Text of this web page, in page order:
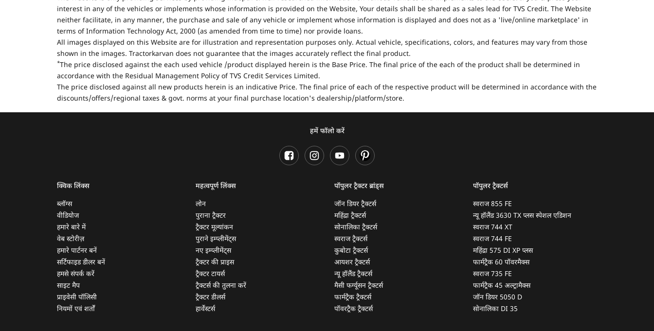
interest in any of the vehicles or implements whose information is provided on the Website, Your details shall be shared as a sales lead for TVS Credit. The Website
neither facilitate, in any manner, the purchase and sale of any vehicle or implement whose information is displayed and does not as a 'live/online marketplace' in
terms of Information Technology Act, 2000 (as amended from time to time) nor provide loans.
All images displayed on this Website are for illustration and representation purposes only. Actual vehicle, specifications, colors, and features may vary from those
shown in the images. Tractorkarvan does not guarantee that the images accurately reflect the final product.
*The price disclosed against the each used vehicle /product displayed herein is the Base Price. The final price of the each of the product shall be determined in
accordance with the Residual Management Policy of TVS Credit Services Limited.
The price disclosed against all new products herein is an indicative Price. The final price of each of the respective product will be determined in accordance with the
discounts/offers/regional taxes & govt. norms at your final purchase location's dealership/platform/store.
हमें फॉलो करें
क्विक लिंक्स
ब्लॉग्स
वीडियोज
हमारे बारे में
वेब स्टोरीज़
हमारे पार्टनर बनें
सर्टिफाइड डीलर बनें
हमसे संपर्क करें
साइट मैप
प्राइवेसी पॉलिसी
नियमों एवं शर्तों
महत्वपूर्ण लिंक्स
लोन
पुराना ट्रैक्टर
ट्रैक्टर मूल्यांकन
पुराने इम्प्लीमेंट्स
नए इम्प्लीमेंट्स
ट्रैक्टर की प्राइस
ट्रैक्टर टायर्स
ट्रैक्टर्स की तुलना करें
ट्रैक्टर डीलर्स
हार्वेस्टर्स
पॉपुलर ट्रैक्टर ब्रांड्स
जॉन डियर ट्रैक्टर्स
महिंद्रा ट्रैक्टर्स
सोनालिका ट्रैक्टर्स
स्वराज ट्रैक्टर्स
कुबोटा ट्रैक्टर्स
आयशर ट्रैक्टर्स
न्यू हॉलैंड ट्रैक्टर्स
मैसी फर्ग्यूसन ट्रैक्टर्स
फार्मट्रैक ट्रैक्टर्स
पॉवरट्रैक ट्रैक्टर्स
पॉपुलर ट्रैक्टर्स
स्वराज 855 FE
न्यू हॉलैंड 3630 TX प्लस स्पेशल एडिशन
स्वराज 744 XT
स्वराज 744 FE
महिंद्रा 575 DI XP प्लस
फार्मट्रैक 60 पॉवरमैक्स
स्वराज 735 FE
फार्मट्रैक 45 अल्ट्रामैक्स
जॉन डियर 5050 D
सोनालिका DI 35